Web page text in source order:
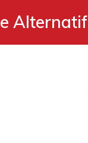
Alternatif